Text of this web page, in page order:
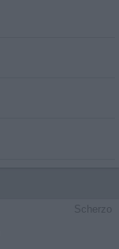
Scherzo